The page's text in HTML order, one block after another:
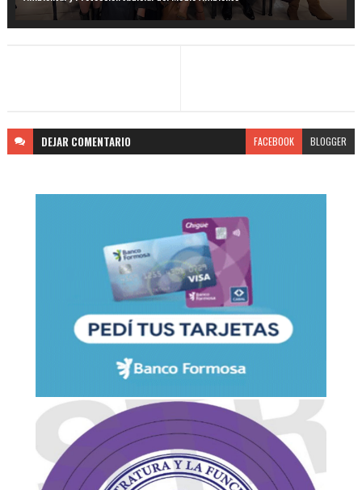
DEJAR COMENTARIO FACEBOOK BLOGGER